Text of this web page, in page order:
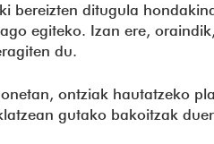
bereizten ditugula
egiteko. Izan ere,
du.
ontziak hautatzeko
gutako bakoitzak